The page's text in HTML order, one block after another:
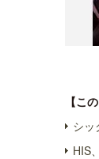
【こ
シ
HIS